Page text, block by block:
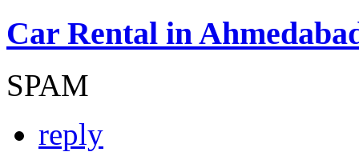
Car Rental in
SPAM
reply